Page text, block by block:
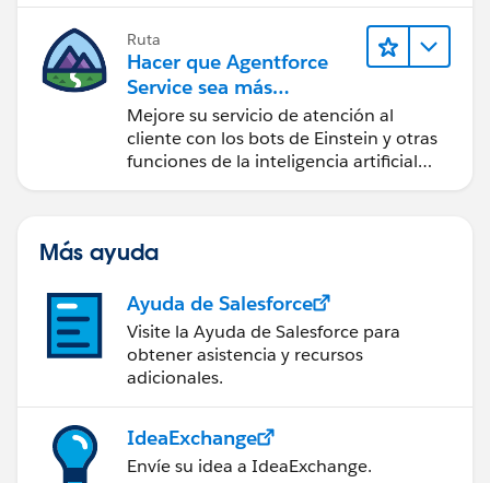
Ruta
Hacer que Agentforce
Service sea más
inteligente
Mejore su servicio de atención al
cliente con los bots de Einstein y otras
funciones de la inteligencia artificial
Más ayuda
Ayuda de Salesforce
Visite la Ayuda de Salesforce para
obtener asistencia y recursos
adicionales.
IdeaExchange
Envíe su idea a IdeaExchange.